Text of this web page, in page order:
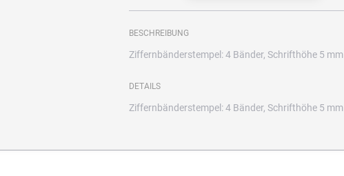
BESCHREIBUNG
Ziffernbänderstempel: 4 Bänder, Schrifthöhe 5 mm
DETAILS
Ziffernbänderstempel: 4 Bänder, Schrifthöhe 5 mm